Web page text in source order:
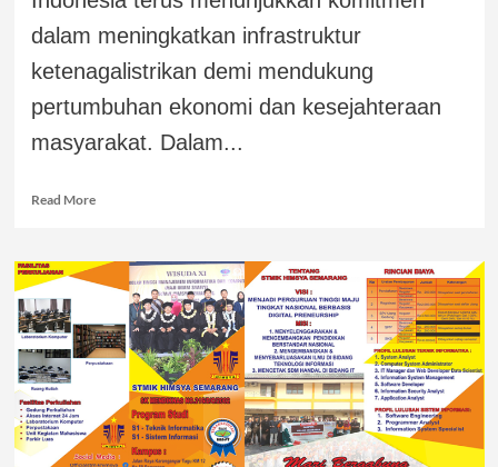
dalam meningkatkan infrastruktur
ketenagalistrikan demi mendukung
pertumbuhan ekonomi dan kesejahteraan
masyarakat. Dalam...
Read More